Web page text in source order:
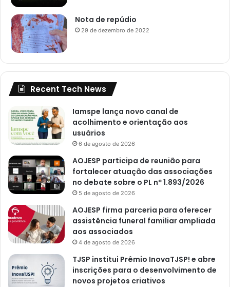
Nota de repúdio
29 de dezembro de 2022
Recent Tech News
Iamspe lança novo canal de
acolhimento e orientação aos
usuários
6 de agosto de 2026
AOJESP participa de reunião para
fortalecer atuação das associações
no debate sobre o PL nº 1.893/2026
5 de agosto de 2026
AOJESP firma parceria para oferecer
assistência funeral familiar ampliada
aos associados
4 de agosto de 2026
TJSP institui Prêmio InovaTJSP! e abre
inscrições para o desenvolvimento de
novos projetos criativos